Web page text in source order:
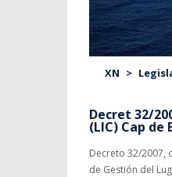
XN >
Decret 32/
(LIC) Cap de
Decreto 32/2007,
de Gestión del